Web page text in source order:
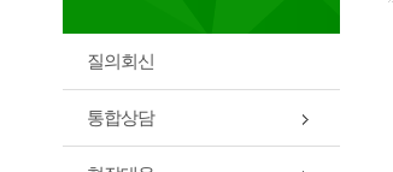
질의회신
통합상담